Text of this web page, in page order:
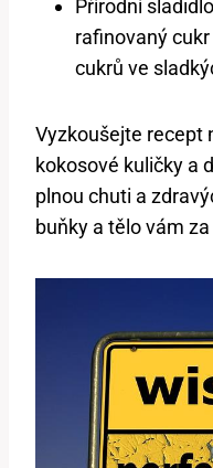
Přírodní
rafinovaný
cukrů ve
Vyzkoušejte recept
kokosové kuličky a
plnou chuti a
buňky a tělo vám